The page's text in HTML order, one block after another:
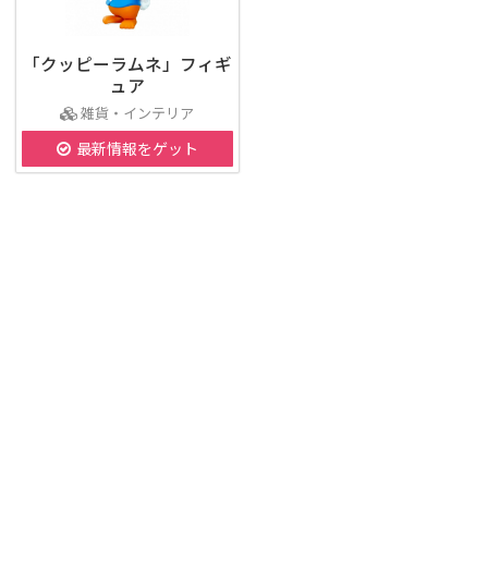
「クッピーラムネ」フィギ
ュア
雑貨・インテリア
最新情報をゲット